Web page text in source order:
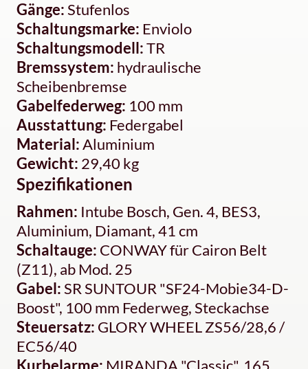
Gänge:Stufenlos
Schaltungsmarke: Enviolo
Schaltungsmodell:TR
Bremssystem: hydraulische
Scheibenbremse
Gabelfederweg: 100 mm
Ausstattung: Federgabel
Material:Aluminium
Gewicht: 29,40 kg
Spezifikationen
Rahmen: Intube Bosch, Gen. 4, BES3,
Aluminium, Diamant, 41 cm
Schaltauge: CONWAY für Cairon Belt
(Z11), ab Mod. 25
Gabel:SR SUNTOUR "SF24-Mobie34-D-
Boost", 100 mm Federweg, Steckachse
Steuersatz: GLORY WHEEL ZS56/28,6 /
EC56/40
Kurbelarme: MIRANDA "Classic", 165